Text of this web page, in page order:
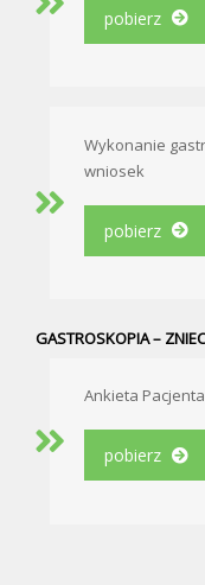
pobierz
Wykonanie
wniosek
pobierz
GASTROSKOPIA –
Ankieta
pobierz